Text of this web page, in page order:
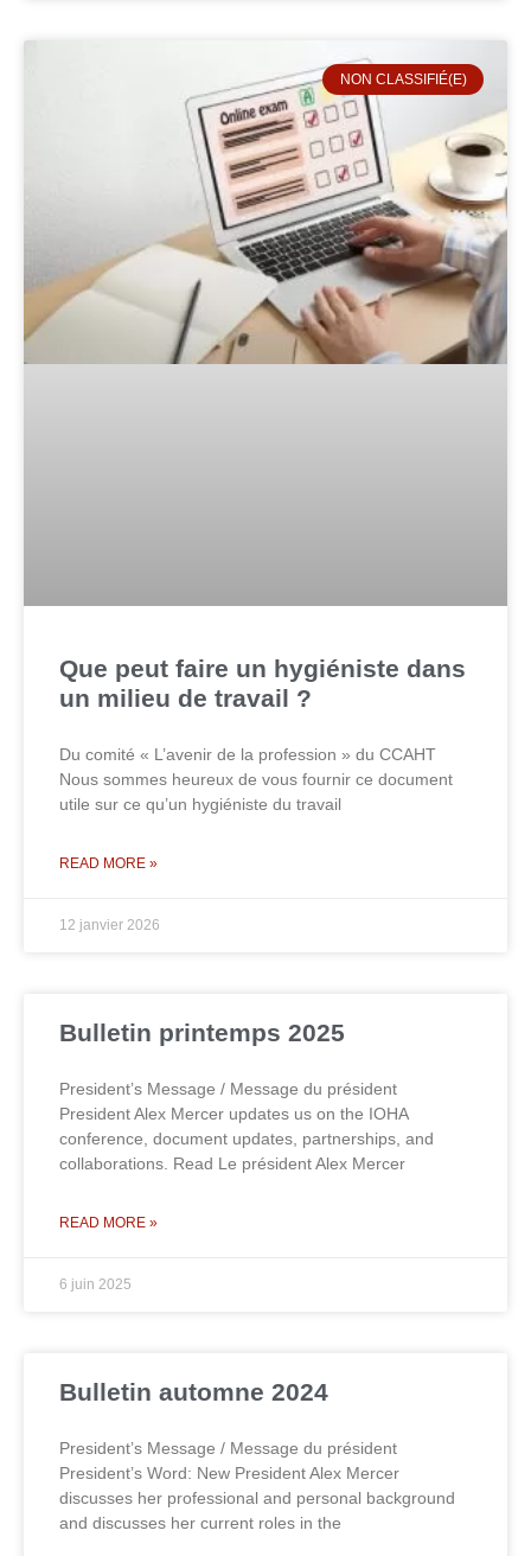
NON CLASSIFIÉ(E)
Que peut faire un hygiéniste dans
un milieu de travail ?
Du comité « L’avenir de la profession » du CCAHT
Nous sommes heureux de vous fournir ce document
utile sur ce qu’un hygiéniste du travail
READ MORE »
12 janvier 2026
Bulletin printemps 2025
President’s Message / Message du président
President Alex Mercer updates us on the IOHA
conference, document updates, partnerships, and
collaborations. Read Le président Alex Mercer
READ MORE »
6 juin 2025
Bulletin automne 2024
President’s Message / Message du président
President’s Word: New President Alex Mercer
discusses her professional and personal background
and discusses her current roles in the